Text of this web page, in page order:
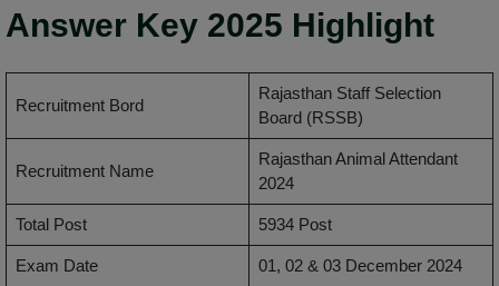
Answer Key 2025 Highlight
Recruitment Bord
Rajasthan Staff Selection
Board (RSSB)
Recruitment Name
Rajasthan Animal Attendant
2024
Total Post 5934 Post
Exam Date 01, 02 & 03 December 2024